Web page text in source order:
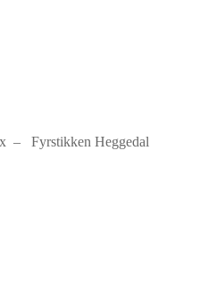
– Fyrstikken Heggedal